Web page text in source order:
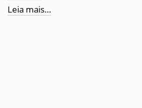
Leia mais…